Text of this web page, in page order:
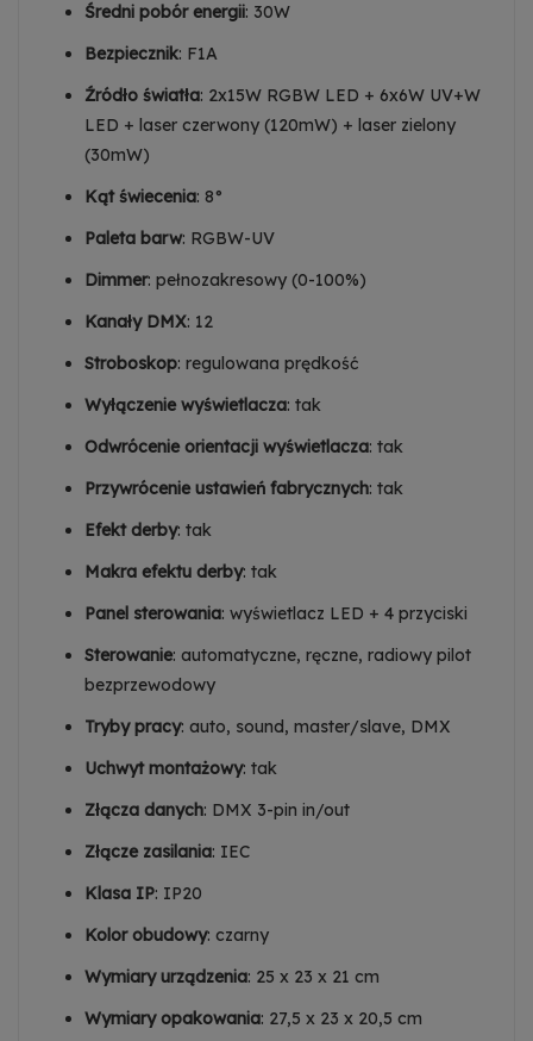
Średni pobór energii: 30W
Bezpiecznik: F1A
Źródło światła: 2x15W RGBW LED + 6x6W UV+W
LED + laser czerwony (120mW) + laser zielony
(30mW)
Kąt świecenia: 8°
Paleta barw: RGBW-UV
Dimmer: pełnozakresowy (0-100%)
Kanały DMX: 12
Stroboskop: regulowana prędkość
Wyłączenie wyświetlacza: tak
Odwrócenie orientacji wyświetlacza: tak
Przywrócenie ustawień fabrycznych: tak
Efekt derby: tak
Makra efektu derby: tak
Panel sterowania: wyświetlacz LED + 4 przyciski
Sterowanie: automatyczne, ręczne, radiowy pilot
bezprzewodowy
Tryby pracy: auto, sound, master/slave, DMX
Uchwyt montażowy: tak
Złącza danych: DMX 3-pin in/out
Złącze zasilania: IEC
Klasa IP: IP20
Kolor obudowy: czarny
Wymiary urządzenia: 25 x 23 x 21 cm
Wymiary opakowania: 27,5 x 23 x 20,5 cm